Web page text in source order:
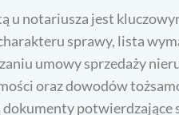
u notariusza jest
sprawy, lista
umowy sprzedaży
oraz dowodów
potwierdzające